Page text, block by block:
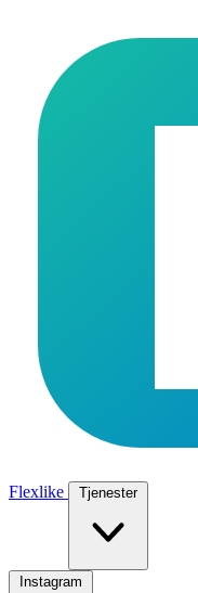
Flexlike Tjenester
Instagram